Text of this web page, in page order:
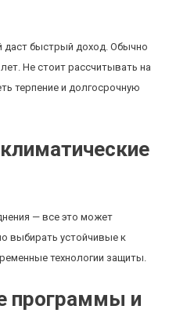
даст быстрый доход. Обычно
Не стоит рассчитывать на
терпение и долгосрочную
— все это может
выбирать устойчивые к
технологии защиты.
программы и